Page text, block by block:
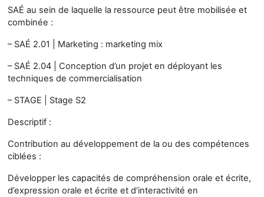
SAÉ au sein de laquelle la ressource peut être mobilisée et
combinée :
– SAÉ 2.01 | Marketing : marketing mix
– SAÉ 2.04 | Conception d’un projet en déployant les
techniques de commercialisation
– STAGE | Stage S2
Descriptif :
Contribution au développement de la ou des compétences
ciblées :
Développer les capacités de compréhension orale et écrite,
d’expression orale et écrite et d’interactivité en